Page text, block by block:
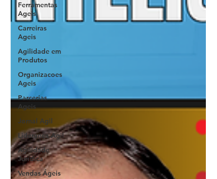
Ferramentas
Ageis
Carreiras
Ageis
Agilidade em
Produtos
Organizacoes
Ageis
Parcerias
Ageis
Jornal Agil
Lideranca Agil
Agilidade
Jurídica
Vendas Ágeis